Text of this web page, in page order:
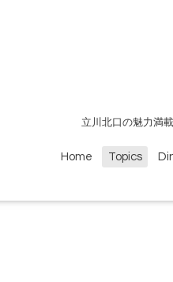
立川北口の魅力満
Home Topics